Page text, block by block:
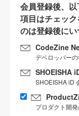
会員登録後、
項目はチェッ
のは登録後にい
CodeZine
デベロッパー
SHOEISHA
SHOEISHA iD
プロダクト開